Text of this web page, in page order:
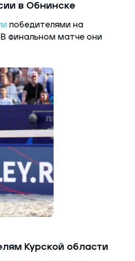
в Обнинске
победителями на
финальном матче они
Курской области